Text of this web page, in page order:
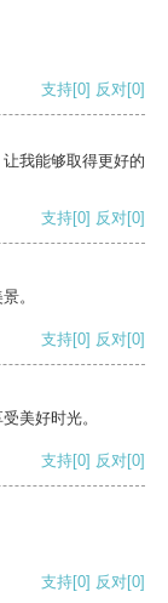
支持[0] 反对[0]
我能够取得更好的
支持[0] 反对[0]
。
支持[0] 反对[0]
美好时光。
支持[0] 反对[0]
支持[0] 反对[0]